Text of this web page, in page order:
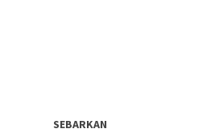
SEBARKAN